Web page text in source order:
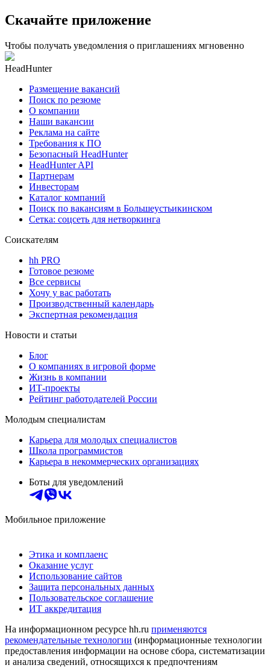
Скачайте приложение
Чтобы получать уведомления о приглашениях мгновенно
HeadHunter
Размещение вакансий
Поиск по резюме
О компании
Наши вакансии
Реклама на сайте
Требования к ПО
Безопасный HeadHunter
HeadHunter API
Партнерам
Инвесторам
Каталог компаний
Поиск по вакансиям в Большеустьикинском
Сетка: соцсеть для нетворкинга
Соискателям
hh PRO
Готовое резюме
Все сервисы
Хочу у вас работать
Производственный календарь
Экспертная рекомендация
Новости и статьи
Блог
О компаниях в игровой форме
Жизнь в компании
ИТ-проекты
Рейтинг работодателей России
Молодым специалистам
Карьера для молодых специалистов
Школа программистов
Карьера в некоммерческих организациях
Боты для уведомлений
Мобильное приложение
Этика и комплаенс
Оказание услуг
Использование сайтов
Защита персональных данных
Пользовательское соглашение
ИТ аккредитация
На информационном ресурсе hh.ru применяются
рекомендательные технологии (информационные технологии
предоставления информации на основе сбора, систематизации
и анализа сведений, относящихся к предпочтениям